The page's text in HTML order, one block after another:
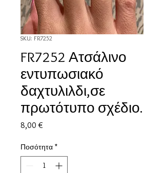
SKU: FR7252
FR7252 Ατσάλινο
εντυπωσιακό
δαχτυλιλδι,σε
πρωτότυπο σχέδιο.
8,00 €
Ποσότητα *